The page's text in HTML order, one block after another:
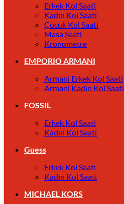
Erkek Kol Saati
Kadın Kol Saati
Çocuk Kol Saati
Masa Saati
Kronometre
EMPORIO ARMANI
Armani Erkek Kol Saati
Armani Kadın Kol Saati
FOSSIL
Erkek Kol Saati
Kadın Kol Saati
Guess
Erkek Kol Saati
Kadın Kol Saati
MICHAEL KORS